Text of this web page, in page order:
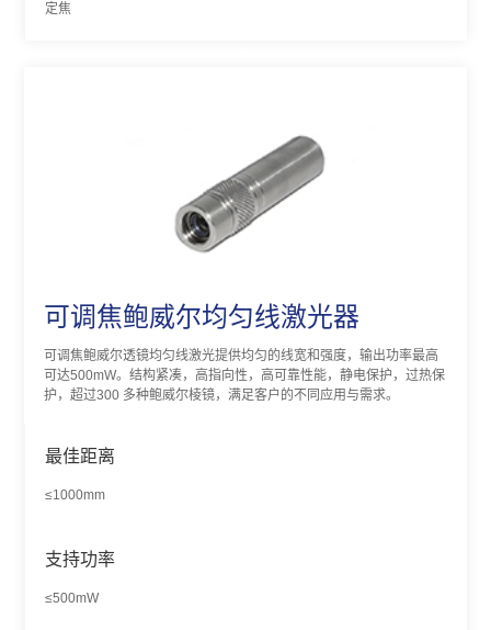
定焦
可调焦鲍威尔均匀线激光器
可调焦鲍威尔透镜均匀线激光提供均匀的线宽和强度，输出功率最高
可达500mW。结构紧凑，高指向性，高可靠性能，静电保护，过热保
护，超过300 多种鲍威尔棱镜，满足客户的不同应用与需求。
最佳距离
≤1000mm
支持功率
≤500mW